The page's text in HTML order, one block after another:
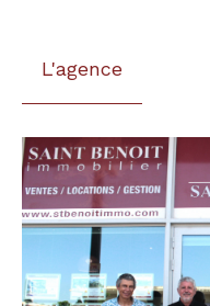
L'agence